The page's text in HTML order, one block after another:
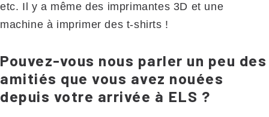
etc. Il y a même des imprimantes 3D et une
machine à imprimer des t-shirts !
Pouvez-vous nous parler un peu des
amitiés que vous avez nouées
depuis votre arrivée à ELS ?